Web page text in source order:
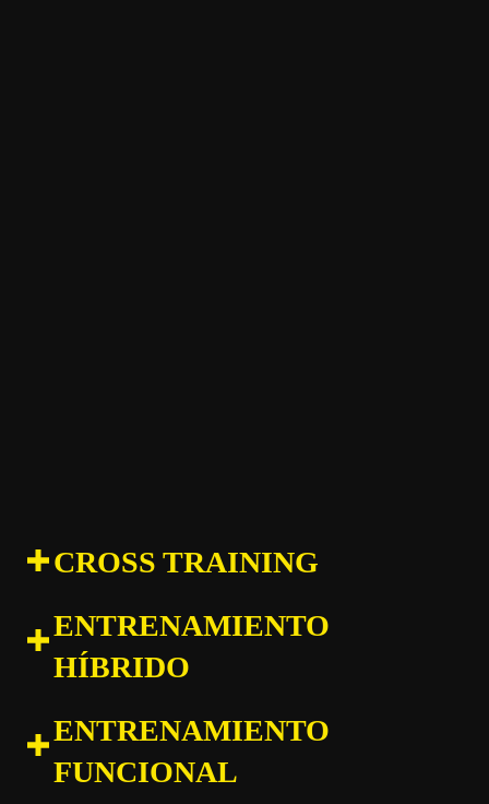
CROSS TRAINING
ENTRENAMIENTO
HÍBRIDO
ENTRENAMIENTO
FUNCIONAL